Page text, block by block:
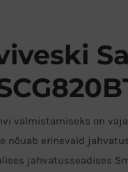
valmistamiseks on
nõuab erinevaid
jahvatusseadises